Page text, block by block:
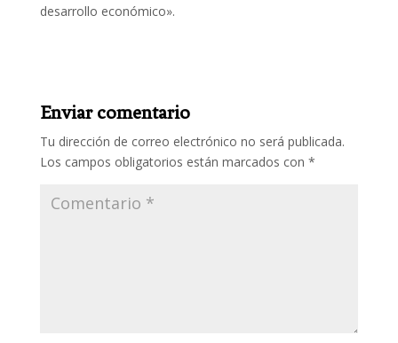
desarrollo económico».
Enviar comentario
Tu dirección de correo electrónico no será publicada.
Los campos obligatorios están marcados con *